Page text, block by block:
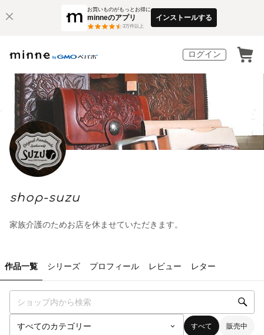
お買いものがもっとお得に
minneのアプリ
3万件以上
インストールする
ログイン
shop-suzu
家族介護のためお店を休ませていただきます。
作品一覧 シリーズ プロフィール レビュー レター
すべて 販売中